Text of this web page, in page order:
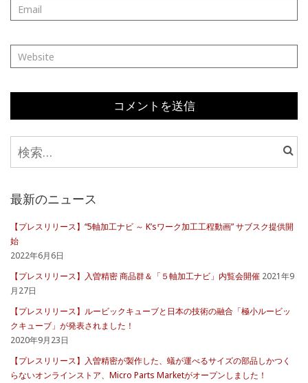
検
索:
最新のニュース
【プレスリリース】“5軸加工ナビ ～ K’sワーク加工工程動画” サブスク提供開
始
2022年6月6日
【プレスリリース】入曽精密 商品群＆「５軸加工ナビ」内覧会開催 2021年9
月27日
【プレスリリース】ルービックキューブと日本の技術の融合「極小ルービッ
クキューブ」が発表されました！
2020年9月23日
【プレスリリース】入曽精密が製作した、蟻が運べるサイズの部品しかつく
らないオンラインストア、Micro Parts Marketがオープンしました！